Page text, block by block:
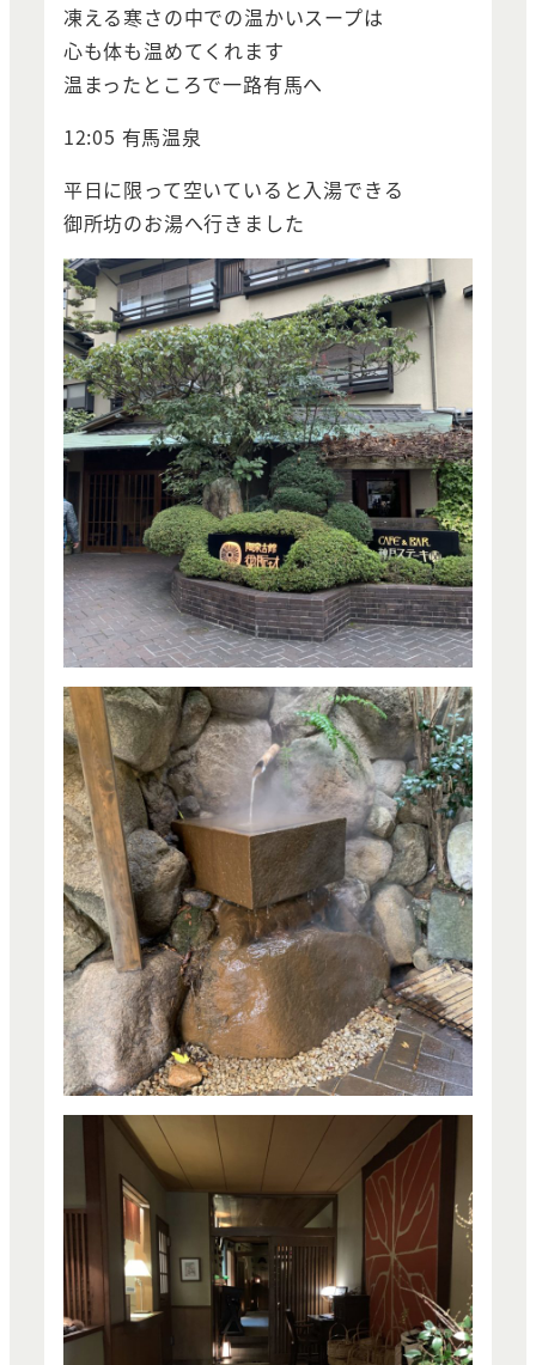
凍える寒さの中での温かいスープは
心も体も温めてくれます
温まったところで一路有馬へ
12:05 有馬温泉
平日に限って空いていると入湯できる
御所坊のお湯へ行きました